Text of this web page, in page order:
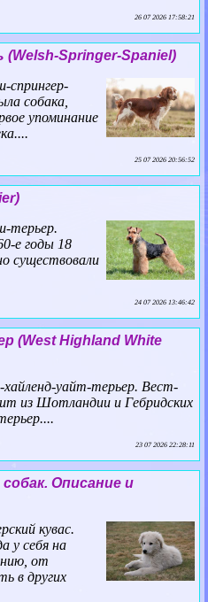
26 07 2026 17:58:21
Springer-Spaniel)
спрингер-
собака,
упоминание
25 07 2026 20:56:52
терьер.
е годы 18
существовали
24 07 2026 13:46:42
(West Highland White
уайт-терьер. Вест-
из Шотландии и Гебридских
23 07 2026 22:28:11
Описание и
кувас.
у себя на
от
в других